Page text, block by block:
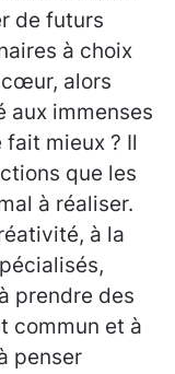
de futurs
à choix
alors
aux immenses
mieux ? Il
que les
à réaliser.
à la
prendre des
commun et à
penser